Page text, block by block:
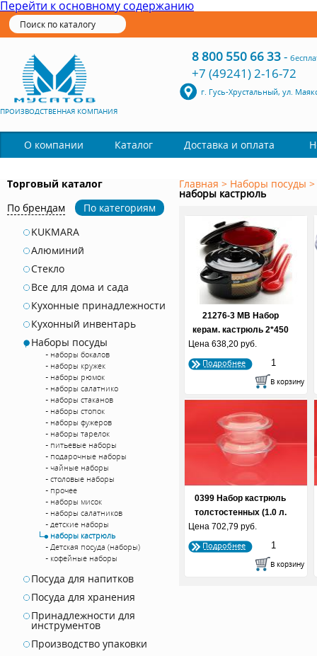
Перейти к основному содержанию
ПРОИЗВОДСТВЕННАЯ КОМПАНИЯ
8 800 550 66 33-
+7 (49241) 2-16-72
г. Гусь-Хрустальный, ул.
О компании Каталог Доставка и оплата
Торговый каталог
По брендам
По категориям
KUKMARA
Алюминий
Стекло
Все для дома и сада
Кухонные принадлежности
Кухонный инвентарь
Наборы посуды
наборы бокалов
наборы кружек
наборы рюмок
наборы салатнико
наборы стаканов
наборы стопок
наборы фужеров
наборы тарелок
питьевые наборы
подарочные наборы
чайные наборы
столовые наборы
прочее
наборы мисок
наборы салатников
детские наборы
наборы кастрюль
Детская посуда (наборы)
кофейные наборы
Посуда для напитков
Посуда для хранения
Принадлежности для
инструментов
Производство упаковки
Главная > Наборы посуды >
наборы кастрюль
21276-3 МВ Набор
керам. кастрюль 2*450
мл....
Цена 638,20 руб.
Подробнее
0399 Набор кастрюль
толстостенных (1.0 л.
1....
Цена 702,79 руб.
Подробнее